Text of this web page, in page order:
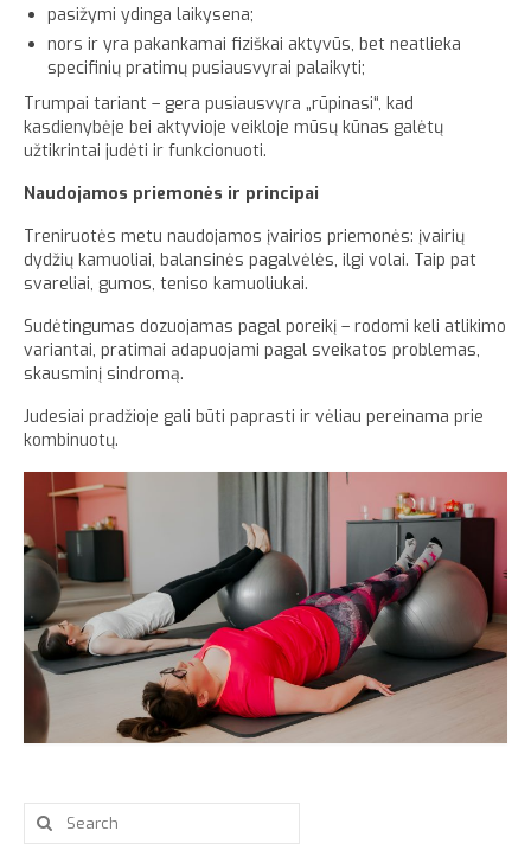
pasižymi ydinga laikysena;
nors ir yra pakankamai fiziškai aktyvūs, bet neatlieka
specifinių pratimų pusiausvyrai palaikyti;
Trumpai tariant – gera pusiausvyra „rūpinasi“, kad
kasdienybėje bei aktyvioje veikloje mūsų kūnas galėtų
užtikrintai judėti ir funkcionuoti.
Naudojamos priemonės ir principai
Treniruotės metu naudojamos įvairios priemonės: įvairių
dydžių kamuoliai, balansinės pagalvėlės, ilgi volai. Taip pat
svareliai, gumos, teniso kamuoliukai.
Sudėtingumas dozuojamas pagal poreikį – rodomi keli atlikimo
variantai, pratimai adapuojami pagal sveikatos problemas,
skausminį sindromą.
Judesiai pradžioje gali būti paprasti ir vėliau pereinama prie
kombinuotų.
Search
for: